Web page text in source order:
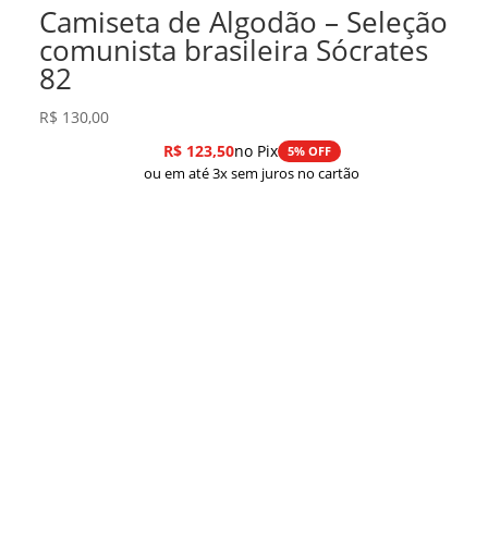
Camiseta de Algodão – Seleção
comunista brasileira Sócrates
82
R$ 130,00
R$123,50no Pix 5% OFF
ou em até 3x sem juros no cartão